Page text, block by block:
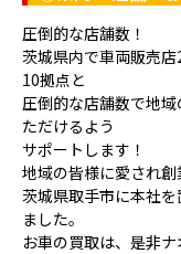
圧倒的な店舗数！
茨城県内で車両販売
10拠点と
圧倒的な店舗数で地
ただけるよう
サポートします！
地域の皆様に愛され創
茨城県取手市に本社
ました。
お車の買取は、是非